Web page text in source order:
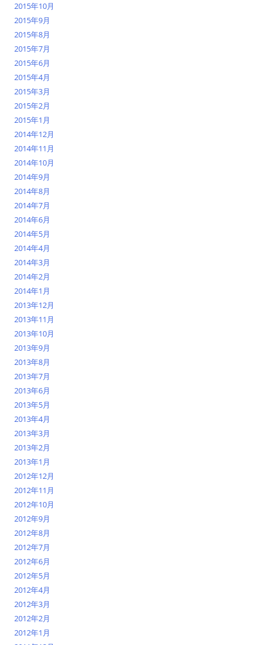
2015年10月
2015年9月
2015年8月
2015年7月
2015年6月
2015年4月
2015年3月
2015年2月
2015年1月
2014年12月
2014年11月
2014年10月
2014年9月
2014年8月
2014年7月
2014年6月
2014年5月
2014年4月
2014年3月
2014年2月
2014年1月
2013年12月
2013年11月
2013年10月
2013年9月
2013年8月
2013年7月
2013年6月
2013年5月
2013年4月
2013年3月
2013年2月
2013年1月
2012年12月
2012年11月
2012年10月
2012年9月
2012年8月
2012年7月
2012年6月
2012年5月
2012年4月
2012年3月
2012年2月
2012年1月